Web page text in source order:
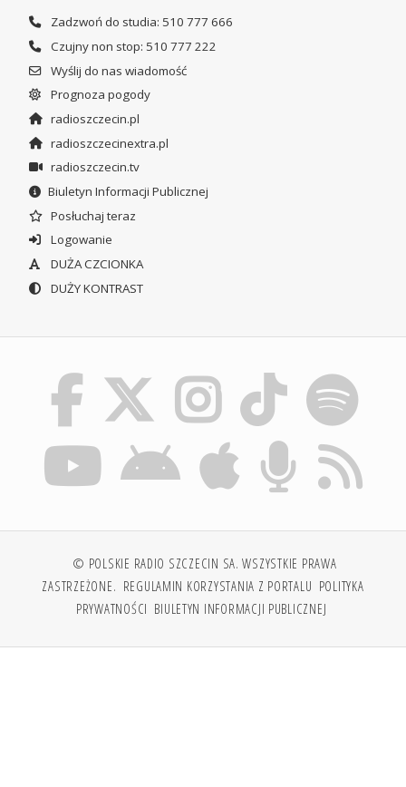
Zadzwoń do studia: 510 777 666
Czujny non stop: 510 777 222
Wyślij do nas wiadomość
Prognoza pogody
radioszczecin.pl
radioszczecinextra.pl
radioszczecin.tv
Biuletyn Informacji Publicznej
Posłuchaj teraz
Logowanie
DUŻA CZCIONKA
DUŻY KONTRAST
© POLSKIE RADIO SZCZECIN SA. WSZYSTKIE PRAWA
ZASTRZEŻONE. REGULAMIN KORZYSTANIA Z PORTALU POLITYKA
PRYWATNOŚCI BIULETYN INFORMACJI PUBLICZNEJ